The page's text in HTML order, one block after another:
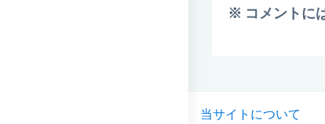
※ コメントに
当サイトについて